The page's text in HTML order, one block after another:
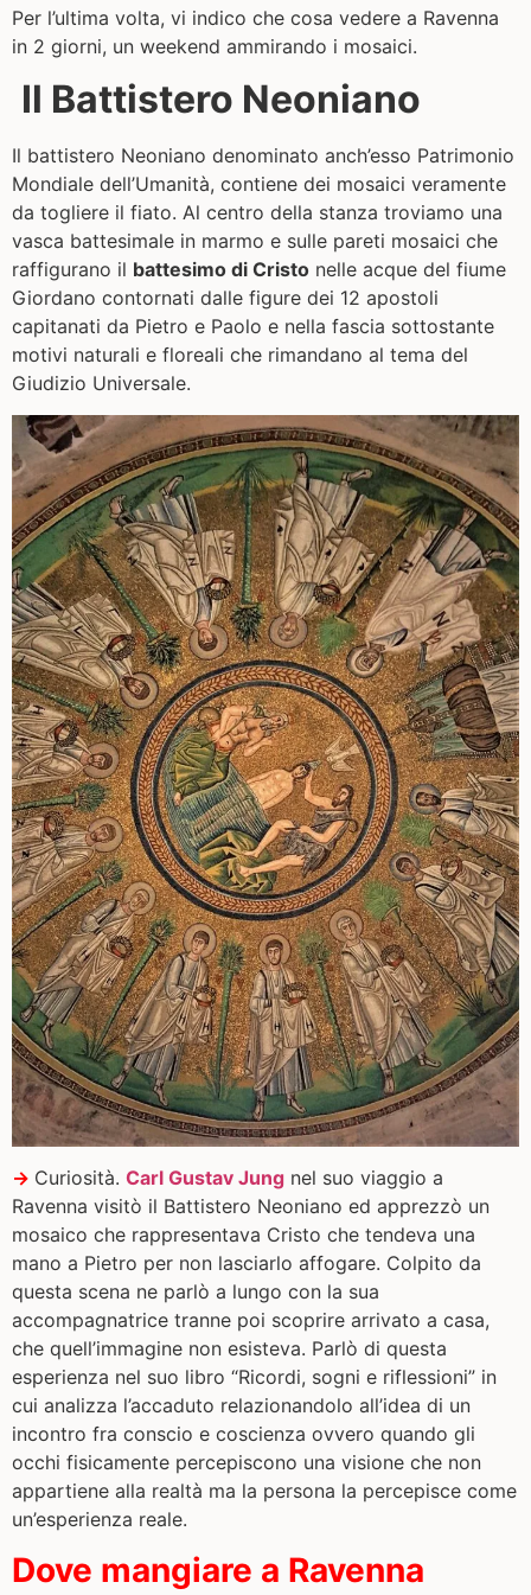
Per l’ultima volta, vi indico che cosa vedere a Ravenna
in 2 giorni, un weekend ammirando i mosaici.
Il Battistero Neoniano
Il battistero Neoniano denominato anch’esso Patrimonio
Mondiale dell’Umanità, contiene dei mosaici veramente
da togliere il fiato. Al centro della stanza troviamo una
vasca battesimale in marmo e sulle pareti mosaici che
raffigurano il battesimo di Cristo nelle acque del fiume
Giordano contornati dalle figure dei 12 apostoli
capitanati da Pietro e Paolo e nella fascia sottostante
motivi naturali e floreali che rimandano al tema del
Giudizio Universale.
→ Curiosità. Carl Gustav Jung nel suo viaggio a
Ravenna visitò il Battistero Neoniano ed apprezzò un
mosaico che rappresentava Cristo che tendeva una
mano a Pietro per non lasciarlo affogare. Colpito da
questa scena ne parlò a lungo con la sua
accompagnatrice tranne poi scoprire arrivato a casa,
che quell’immagine non esisteva. Parlò di questa
esperienza nel suo libro “Ricordi, sogni e riflessioni” in
cui analizza l’accaduto relazionandolo all’idea di un
incontro fra conscio e coscienza ovvero quando gli
occhi fisicamente percepiscono una visione che non
appartiene alla realtà ma la persona la percepisce come
un’esperienza reale.
Dove mangiare a Ravenna